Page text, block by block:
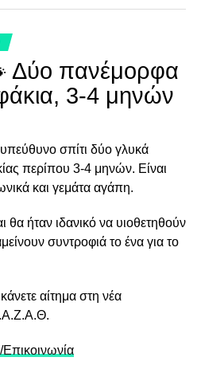
ΠΟΙΜΕΝΙΚΟΣ
ΣΥΠΠΑΖΑΘ
Αν ανήκει σε
Δύο πανέμορφα
3-4 μηνών
σπίτι δύο γλυκά
περίπου 3-4 μηνών. Είναι
και γεμάτα αγάπη.
θα ήταν ιδανικό να υιοθετηθούν
συντροφιά το ένα για το
αίτημα στη νέα